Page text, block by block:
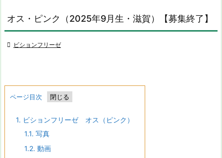
オス・ピンク（2025年9月生・滋賀）【募集終了】
 ビションフリーゼ
ページ目次
1. ビションフリーゼ オス（ピンク）
1.1. 写真
1.2. 動画